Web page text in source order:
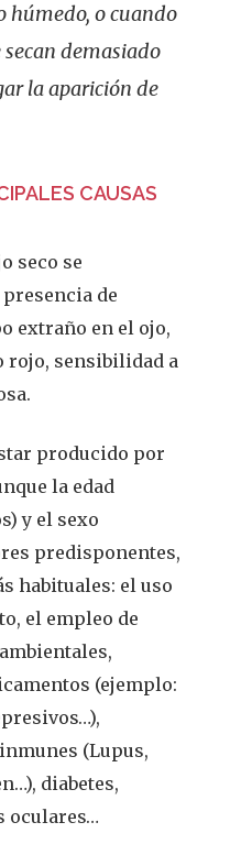
húmedo, o cuando
demasiado
la aparición de
CAUSAS
seco se
de
extraño en el ojo,
rojo, sensibilidad a
producido por
la edad
y el sexo
predisponentes,
habituales: el uso
el empleo de
(ejemplo:
(Lupus,
diabetes,
oculares…